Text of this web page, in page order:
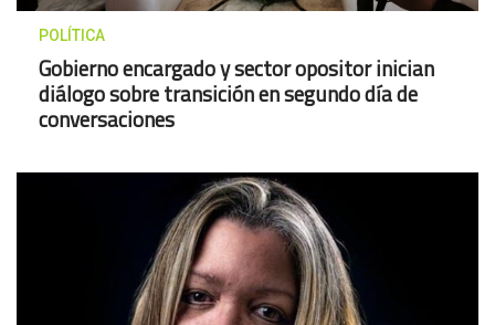
POLÍTICA
Gobierno encargado y sector opositor inician
diálogo sobre transición en segundo día de
conversaciones